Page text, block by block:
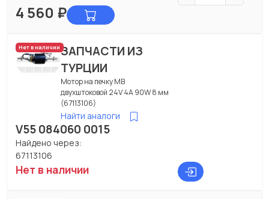
4 560 ₽
Нет в наличииЗАПЧАСТИ ИЗ
ТУРЦИИ
Мотор на печку МВ
двухштоковой 24V 4A 90W 8 мм
(67113106)
Найти аналоги
V55 084060 0015
Найдено через:
67113106
Нет в наличии